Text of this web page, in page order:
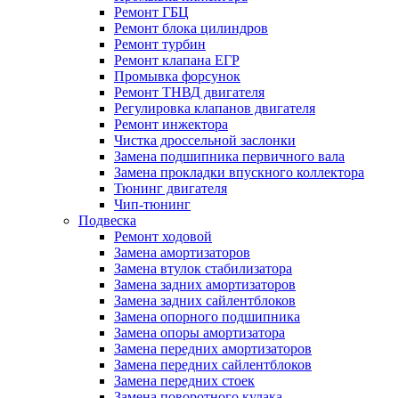
Ремонт ГБЦ
Ремонт блока цилиндров
Ремонт турбин
Ремонт клапана ЕГР
Промывка форсунок
Ремонт ТНВД двигателя
Регулировка клапанов двигателя
Ремонт инжектора
Чистка дроссельной заслонки
Замена подшипника первичного вала
Замена прокладки впускного коллектора
Тюнинг двигателя
Чип-тюнинг
Подвеска
Ремонт ходовой
Замена амортизаторов
Замена втулок стабилизатора
Замена задних амортизаторов
Замена задних сайлентблоков
Замена опорного подшипника
Замена опоры амортизатора
Замена передних амортизаторов
Замена передних сайлентблоков
Замена передних стоек